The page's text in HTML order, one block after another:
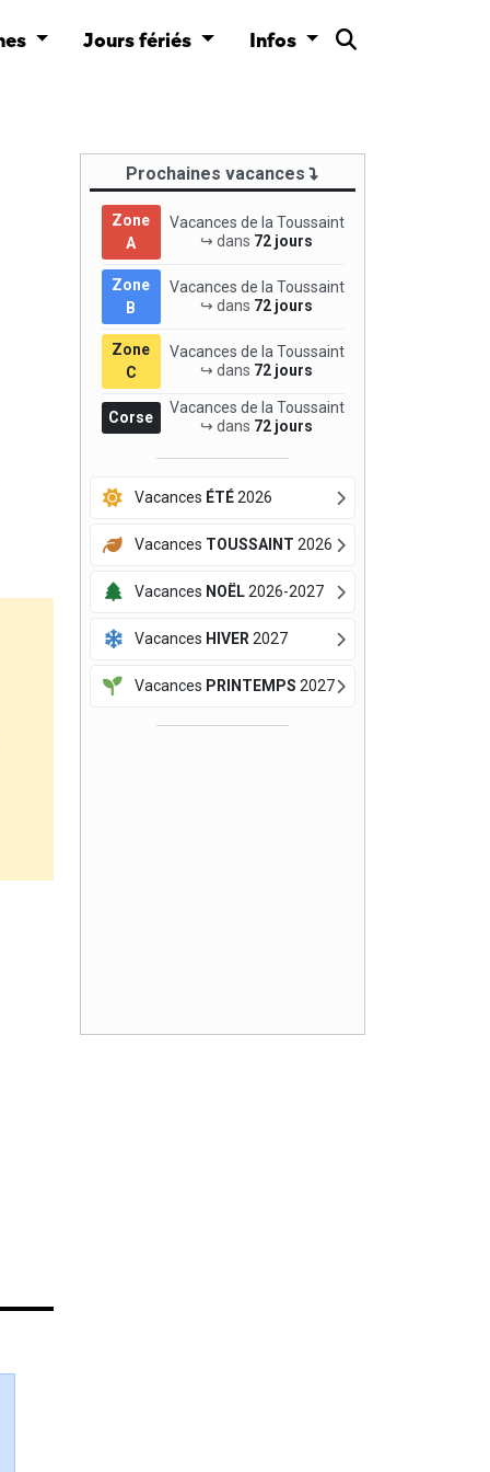
Jours fériés Infos
Prochaines vacances
Zone
A
Vacances de la Toussaint
↪ dans 72 jours
Zone
B
Vacances de la Toussaint
↪ dans 72 jours
Zone
C
Vacances de la Toussaint
↪ dans 72 jours
Corse
Vacances de la Toussaint
↪ dans 72 jours
Vacances ÉTÉ2026
Vacances TOUSSAINT 2026
Vacances NOËL2026-2027
Vacances HIVER 2027
Vacances PRINTEMPS 2027